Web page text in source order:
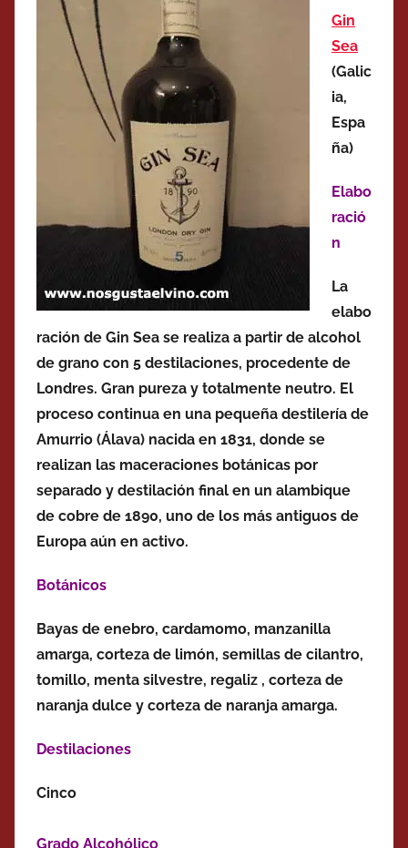
Gin
Sea
(Galic
ia,
Espa
ña)
Elabo
ració
n
La
elabo
ración de Gin Sea se realiza a partir de alcohol
de grano con 5 destilaciones, procedente de
Londres. Gran pureza y totalmente neutro. El
proceso continua en una pequeña destilería de
Amurrio (Álava) nacida en 1831, donde se
realizan las maceraciones botánicas por
separado y destilación final en un alambique
de cobre de 1890, uno de los más antiguos de
Europa aún en activo.
Botánicos
Bayas de enebro, cardamomo, manzanilla
amarga, corteza de limón, semillas de cilantro,
tomillo, menta silvestre, regaliz , corteza de
naranja dulce y corteza de naranja amarga.
Destilaciones
Cinco
Grado Alcohólico